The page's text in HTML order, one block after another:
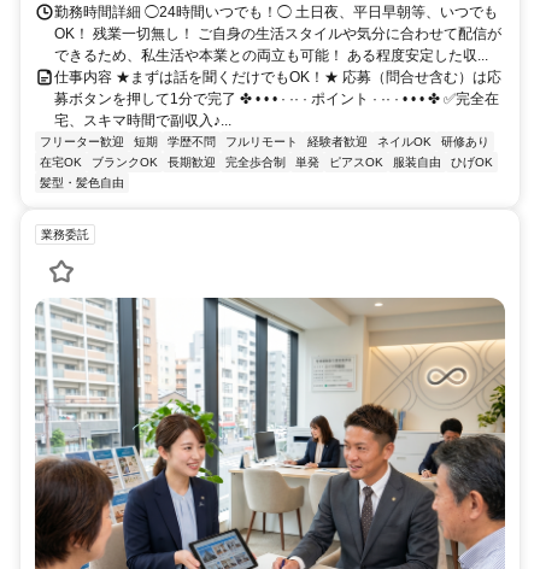
勤務時間詳細 ◯24時間いつでも！◯ 土日夜、平日早朝等、いつでも
OK！ 残業一切無し！ ご自身の生活スタイルや気分に合わせて配信が
できるため、私生活や本業との両立も可能！ ある程度安定した収...
仕事内容 ★まずは話を聞くだけでもOK！★ 応募（問合せ含む）は応
募ボタンを押して1分で完了 ✤ • • • · ·· · ポイント · ·· · • • • ✤ ✅完全在
宅、スキマ時間で副収入♪...
フリーター歓迎 短期 学歴不問 フルリモート 経験者歓迎 ネイルOK
研修あり
在宅OK
ブランクOK 長期歓迎 完全歩合制 単発 ピアスOK 服装自由
ひげOK
髪型・髪色自由
業務委託